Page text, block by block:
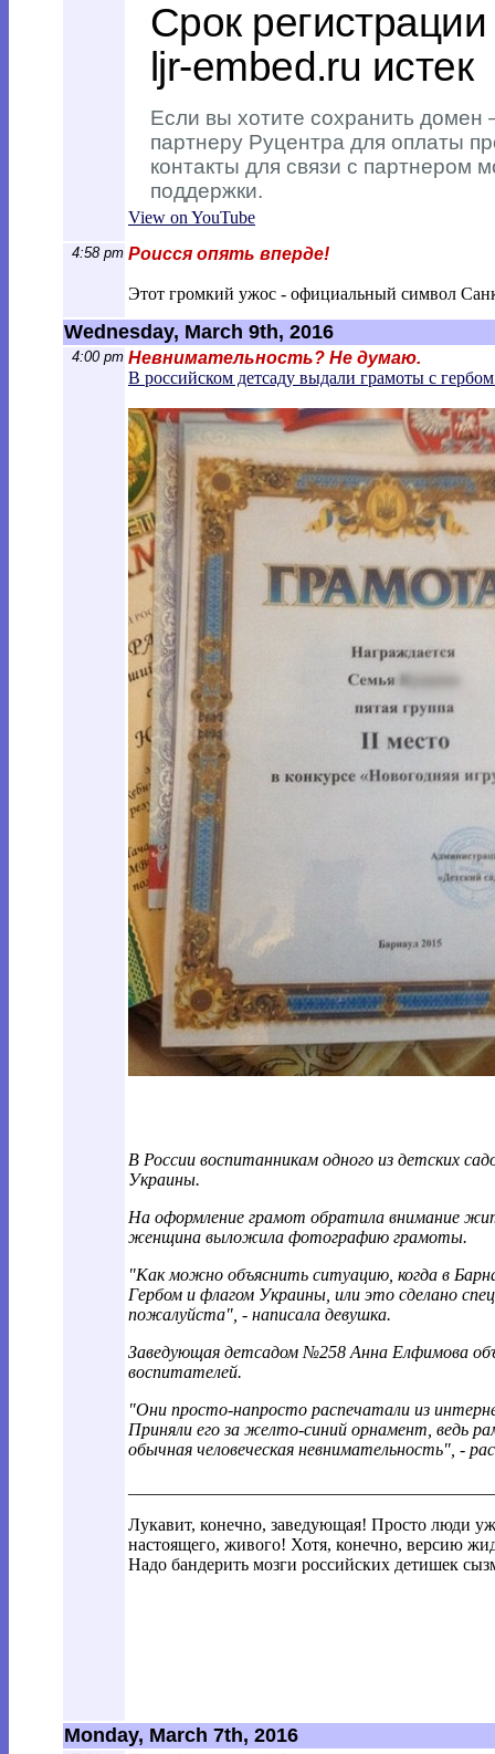
View on YouTube
4:58 pm Роисся опять вперде!
Этот громкий ужос - официальный символ
Wednesday, March 9th, 2016
4:00 pm Невнимательность? Не думаю.
В российском детсаду выдали грамоты с
В России воспитанникам одного из детских
Украины.
На оформление грамот обратила внимание
женщина выложила фотографию грамоты.
"Как можно объяснить ситуацию, когда в
Гербом и флагом Украины, или это сделано
пожалуйста", - написала девушка.
Заведующая детсадом №258 Анна Елфимова
воспитателей.
"Они просто-напросто распечатали из
Приняли его за желто-синий орнамент, ведь
обычная человеческая невнимательность", -
Лукавит, конечно, заведующая! Просто люди
настоящего, живого! Хотя, конечно, версию
Надо бандерить мозги российских детишек
Monday, March 7th, 2016